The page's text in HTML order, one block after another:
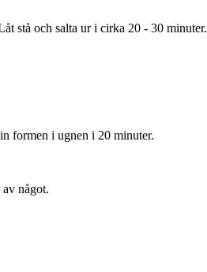
stå och salta ur i cirka 20 - 30 minuter.
formen i ugnen i 20 minuter.
något.